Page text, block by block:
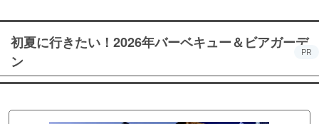
初夏に行きたい！2026年バーベキュー＆ビアガーデ
ン
PR